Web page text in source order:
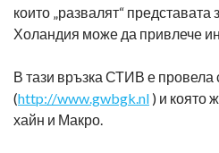
които „развалят“
Холандия може да привлече
В тази връзка СТИВ е провела
(http://www.gwbgk.nl ) и която
хайн и Макро.